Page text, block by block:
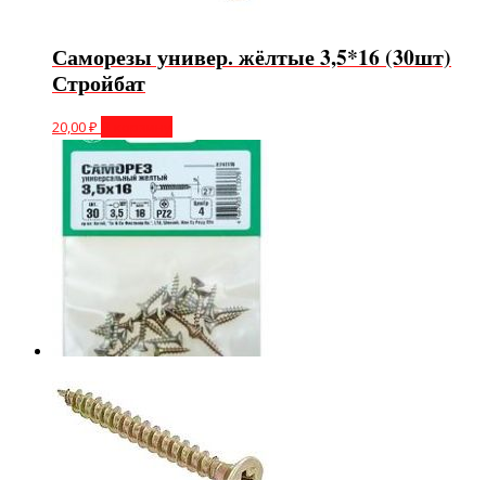
Саморезы универ. жёлтые 3,5*16 (30шт)
Стройбат
20,00₽